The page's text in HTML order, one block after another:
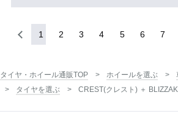
1 2 3 4 5 6 7
タイヤ・ホイール通販TOP ホイールを選ぶ
タイヤを選ぶ
CREST(クレスト) ＋